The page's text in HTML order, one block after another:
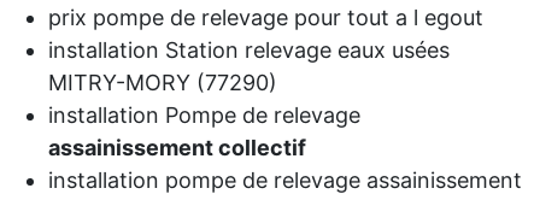
prix pompe de relevage pour tout a l egout
installation Station relevage eaux usées
MITRY-MORY (77290)
installation Pompe de relevage
assainissement collectif
installation pompe de relevage assainissement